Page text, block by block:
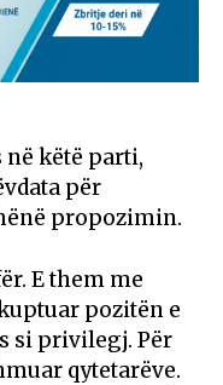
në këtë parti,
për
propozimin.
E them me
pozitën e
si privilegj. Për
qytetarëve.